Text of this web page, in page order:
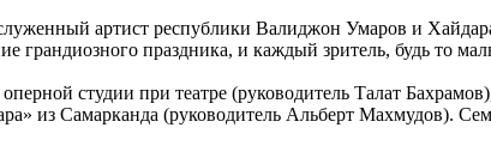
артист республики Валиджон Умаров и
праздника, и каждый зритель, будь то
студии при театре (руководитель Талат
из Самарканда (руководитель Альберт Махмудов).